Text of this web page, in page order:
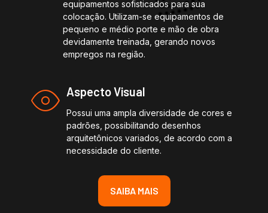
equipamentos sofisticados para sua
colocação. Utilizam-se equipamentos de
pequeno e médio porte e mão de obra
devidamente treinada, gerando novos
empregos na região.
Aspecto Visual
Possui uma ampla diversidade de cores e
padrões, possibilitando desenhos
arquitetônicos variados, de acordo com a
necessidade do cliente.
SAIBA MAIS